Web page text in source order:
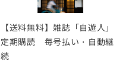
【送料無料】雑誌「自遊人」
定期購読 毎号払い・自動継
続